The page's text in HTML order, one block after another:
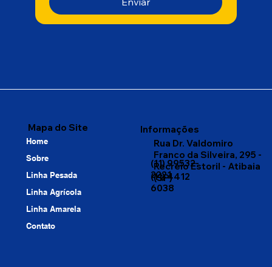
Informações
Rua Dr. Valdomiro
Franco da Silveira, 295 -
Recreio Estoril - Atibaia
(SP)
(11) 99532-
2221
(11) 4412
6038
Mapa do Site
Home
Sobre
Linha Pesada
Linha Agrícola
Linha Amarela
Contato